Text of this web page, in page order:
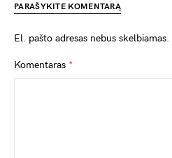
PARAŠYKITE KOMENTARĄ
El. pašto adresas nebus skelbiamas.
Komentaras *